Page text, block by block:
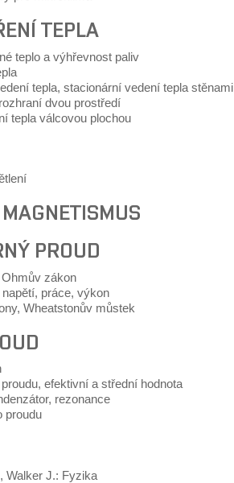
TEPLA
teplo a výhřevnost paliv
tepla, stacionární vedení tepla stěnami
dvou prostředí
tepla válcovou plochou
PROUD
zákon
práce, výkon
Wheatstonův můstek
efektivní a střední hodnota
rezonance
proudu
Walker J.: Fyzika